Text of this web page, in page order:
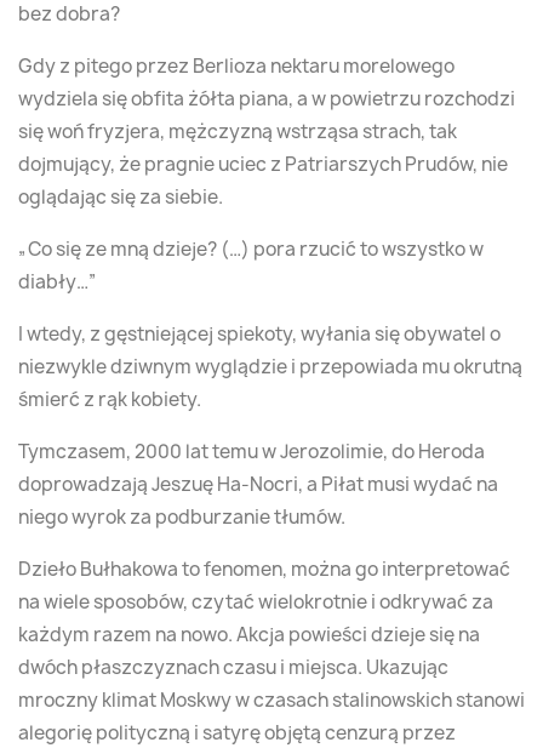
bez dobra?
Gdy z pitego przez Berlioza nektaru morelowego
wydziela się obfita żółta piana, a w powietrzu rozchodzi
się woń fryzjera, mężczyzną wstrząsa strach, tak
dojmujący, że pragnie uciec z Patriarszych Prudów, nie
oglądając się za siebie.
„Co się ze mną dzieje? (…) pora rzucić to wszystko w
diabły…”
I wtedy, z gęstniejącej spiekoty, wyłania się obywatel o
niezwykle dziwnym wyglądzie i przepowiada mu okrutną
śmierć z rąk kobiety.
Tymczasem, 2000 lat temu w Jerozolimie, do Heroda
doprowadzają Jeszuę Ha-Nocri, a Piłat musi wydać na
niego wyrok za podburzanie tłumów.
Dzieło Bułhakowa to fenomen, można go interpretować
na wiele sposobów, czytać wielokrotnie i odkrywać za
każdym razem na nowo. Akcja powieści dzieje się na
dwóch płaszczyznach czasu i miejsca. Ukazując
mroczny klimat Moskwy w czasach stalinowskich stanowi
alegorię polityczną i satyrę objętą cenzurą przez